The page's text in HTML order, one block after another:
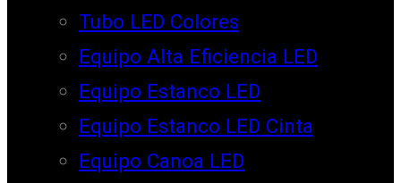
Tubo LED Colores
Equipo Alta Eficiencia LED
Equipo Estanco LED
Equipo Estanco LED Cinta
Equipo Canoa LED